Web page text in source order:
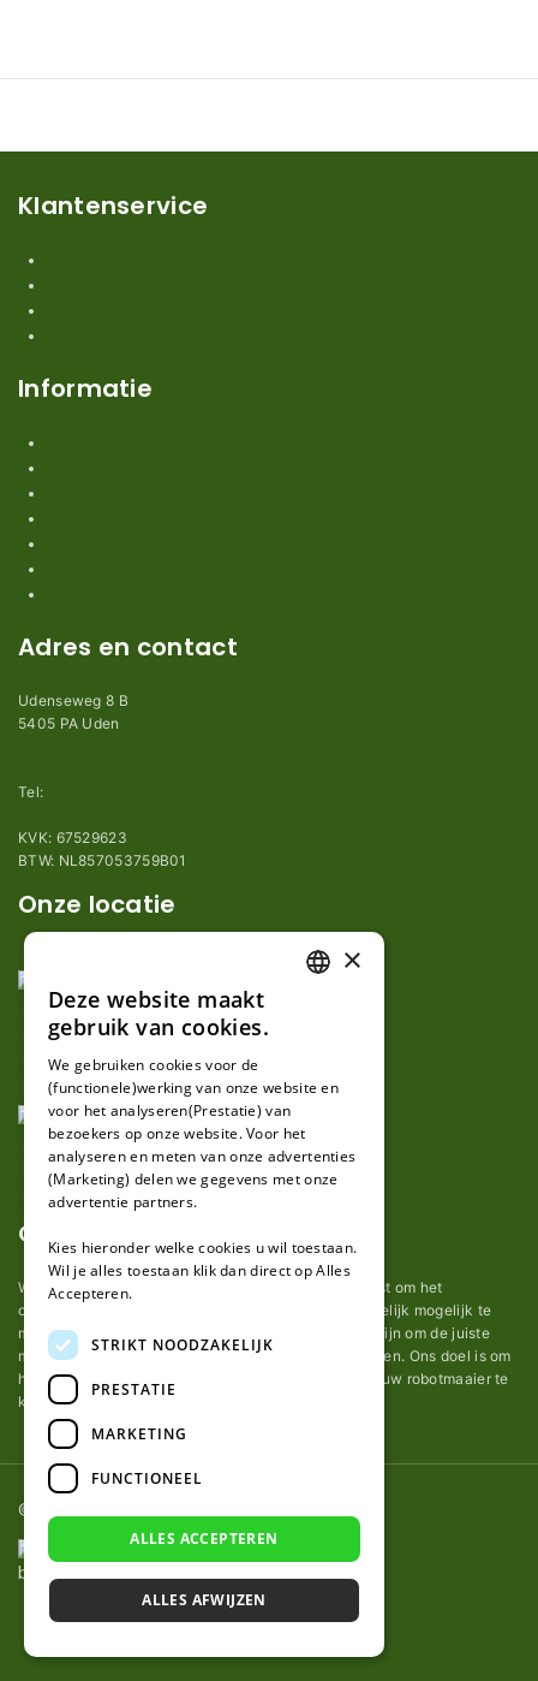
Klantenservice
Informatie
Adres en contact
Udenseweg 8 B
5405 PA Uden
Tel:
KVK: 67529623
BTW: NL857053759B01
Onze locatie
Over ons
Wij van robotmaaier-mesjes.nl doen ons uiterste best om het
onderhoud van robot grasmaaier mesjes zo gemakkelijk mogelijk te
maken. Uit ervaring merkten we hoe lastig het kan zijn om de juiste
messen voor een automatische grasmachine te vinden. Ons doel is om
het u makkelijk te maken om de goede mesjes voor uw robotmaaier te
kopen.
© 2026 Robotmaaier-mesjes.nl
GERMAN
×
Deze website maakt
gebruik van cookies.
We gebruiken cookies voor de
(functionele)werking van onze website en
voor het analyseren(Prestatie) van
bezoekers op onze website. Voor het
analyseren en meten van onze advertenties
(Marketing) delen we gegevens met onze
advertentie partners.
Kies hieronder welke cookies u wil toestaan.
Wil je alles toestaan klik dan direct op Alles
Accepteren.
STRIKT NOODZAKELIJK
PRESTATIE
MARKETING
FUNCTIONEEL
ALLES ACCEPTEREN
ALLES AFWIJZEN